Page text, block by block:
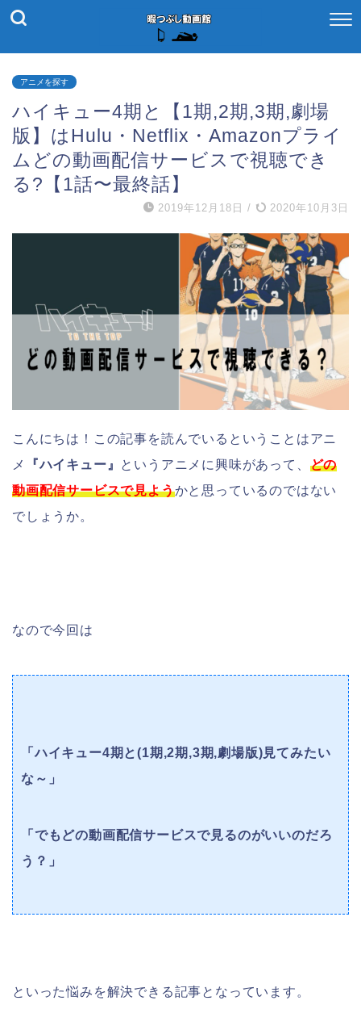
アニメを探す
ハイキュー4期と【1期,2期,3期,劇場
版】はHulu・Netflix・Amazonプライ
ムどの動画配信サービスで視聴でき
る?【1話〜最終話】
2019年12月18日 / 2020年10月3日
こんにちは！この記事を読んでいるということはアニ
メ
『ハイキュー』 というアニメに興味があって、 どの
動画配信サービスで見ようかと思っているのではない
でしょうか。
なので今回は
「ハイキュー4期と(1期,2期,3期,劇場版)見てみたい
な～」
「でもどの動画配信サービスで見るのがいいのだろ
う？」
といった悩みを解決できる記事となっています。